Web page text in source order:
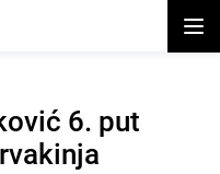
6. put